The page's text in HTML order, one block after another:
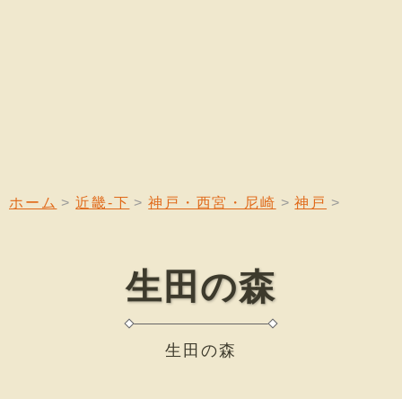
ホーム 近畿-下 神戸・西宮・尼崎 神戸
生田の森
生田の森